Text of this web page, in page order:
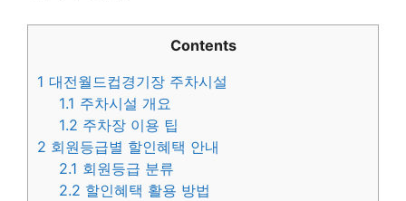
Contents
1 대전월드컵경기장 주차시설
1.1 주차시설 개요
1.2 주차장 이용 팁
2 회원등급별 할인혜택 안내
2.1 회원등급 분류
2.2 할인혜택 활용 방법